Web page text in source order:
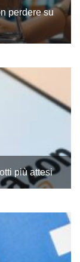
perdere su
più attesi